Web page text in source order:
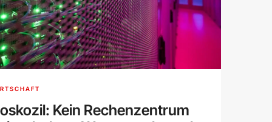
Kein Rechenzentrum